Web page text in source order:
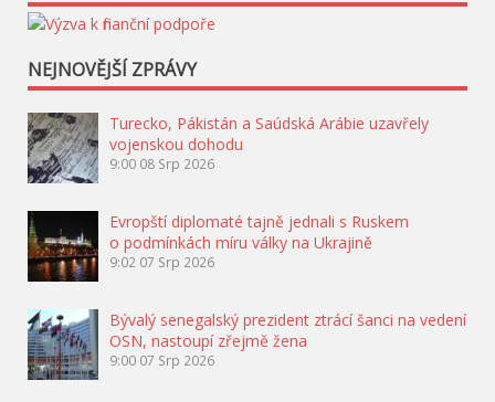
NEJNOVĚJŠÍ ZPRÁVY
Turecko, Pákistán a Saúdská Arábie uzavřely
vojenskou dohodu
9:00 08 Srp 2026
Evropští diplomaté tajně jednali s Ruskem
o podmínkách míru války na Ukrajině
9:02 07 Srp 2026
Bývalý senegalský prezident ztrácí šanci na vedení
OSN, nastoupí zřejmě žena
9:00 07 Srp 2026